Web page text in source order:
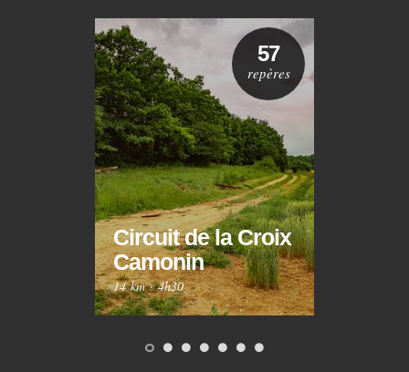
Circuit de la Croix
Camonin
14 km·4h30
57
repères